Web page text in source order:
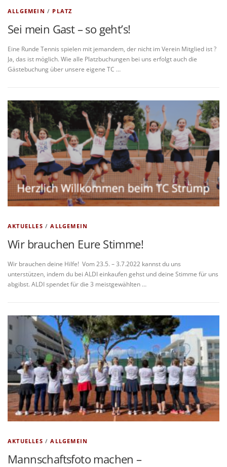
ALLGEMEIN / PLATZ
Sei mein Gast – so geht’s!
Eine Runde Tennis spielen mit jemandem, der nicht im Verein Mitglied ist ?
Ja, das ist möglich. Wie alle Platzbuchungen bei uns erfolgt auch die
Gästebuchung über unsere eigene TC …
AKTUELLES /ALLGEMEIN
Wir brauchen Eure Stimme!
Wir brauchen deine Hilfe! Vom 23.5. – 3.7.2022 kannst du uns
unterstützen, indem du bei ALDI einkaufen gehst und deine Stimme für uns
abgibst. ALDI spendet für die 3 meistgewählten …
AKTUELLES /ALLGEMEIN
Mannschaftsfoto machen –